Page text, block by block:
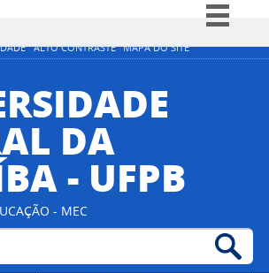
ALTO CONTRASTE MAPA DO SITE
Simplifique!
Participe
Acesso à informação
Canais
DA
- UFPB
- MEC